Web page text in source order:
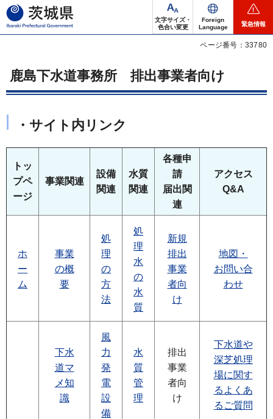
茨城県
文字サイズ・
色合い変更
Foreign
Language
緊急情報
ページ番号：33780
鹿島下水道事務所 排出事業者向け
・サイト内リンク
トッ
プペ
ージ
事業関連
設備
関連
水質
関連
各種申
請
届出関
連
アクセス
Q&A
ホ
ー
ム
事業
の概
要
処
理
の
方
法
処
理
水
の
水
質
新規
排出
事業
者向
け
地図・
お問い合
わせ
下水
道マ
メ知
識
風
力
発
電
設
備
水
質
管
理
排出
事業
者向
け
下水道や
深芝処理
場に関す
るよくあ
るご質問